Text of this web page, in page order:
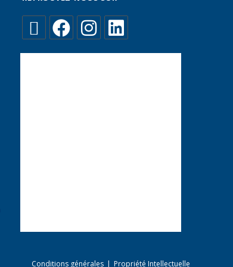
Conditions générales Propriété Intellectuelle